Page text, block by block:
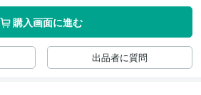
購入画面に進む
出品者に質問